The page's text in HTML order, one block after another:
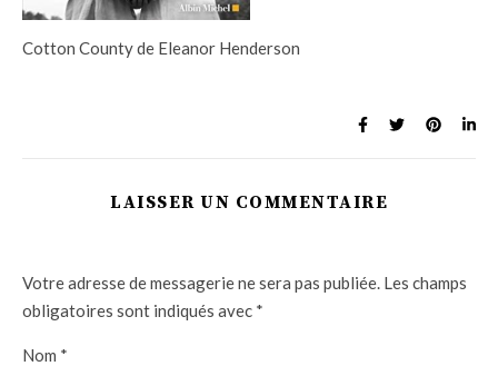
Cotton County de Eleanor Henderson
LAISSER UN COMMENTAIRE
Votre adresse de messagerie ne sera pas publiée. Les champs
obligatoires sont indiqués avec *
Nom *